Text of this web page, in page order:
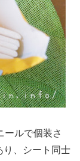
ールで個装さ
り、シート同士